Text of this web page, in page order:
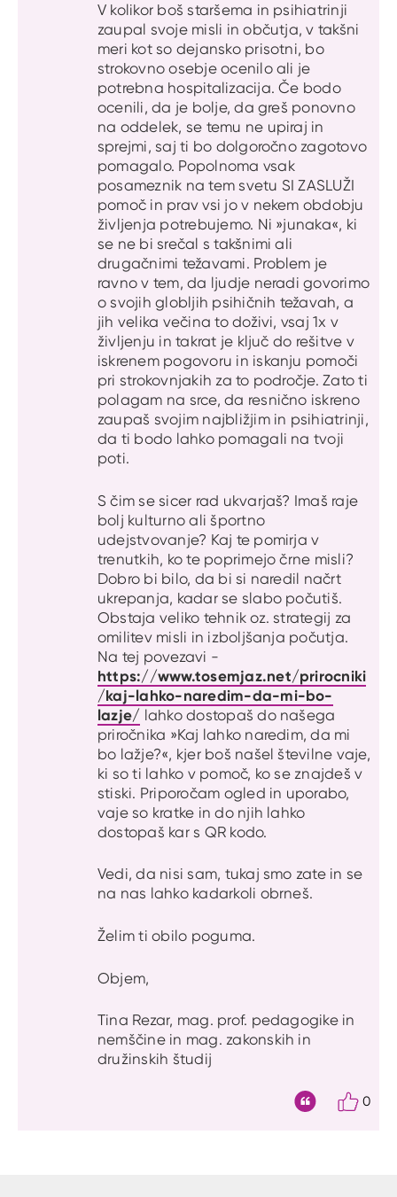
V kolikor boš staršema in psihiatrinji
zaupal svoje misli in občutja, v takšni
meri kot so dejansko prisotni, bo
strokovno osebje ocenilo ali je
potrebna hospitalizacija. Če bodo
ocenili, da je bolje, da greš ponovno
na oddelek, se temu ne upiraj in
sprejmi, saj ti bo dolgoročno zagotovo
pomagalo. Popolnoma vsak
posameznik na tem svetu SI ZASLUŽI
pomoč in prav vsi jo v nekem obdobju
življenja potrebujemo. Ni »junaka«, ki
se ne bi srečal s takšnimi ali
drugačnimi težavami. Problem je
ravno v tem, da ljudje neradi govorimo
o svojih globljih psihičnih težavah, a
jih velika večina to doživi, vsaj 1x v
življenju in takrat je ključ do rešitve v
iskrenem pogovoru in iskanju pomoči
pri strokovnjakih za to področje. Zato ti
polagam na srce, da resnično iskreno
zaupaš svojim najbližjim in psihiatrinji,
da ti bodo lahko pomagali na tvoji
poti.
S čim se sicer rad ukvarjaš? Imaš raje
bolj kulturno ali športno
udejstvovanje? Kaj te pomirja v
trenutkih, ko te poprimejo črne misli?
Dobro bi bilo, da bi si naredil načrt
ukrepanja, kadar se slabo počutiš.
Obstaja veliko tehnik oz. strategij za
omilitev misli in izboljšanja počutja.
Na tej povezavi -
https://www.tosemjaz.net/prirocniki
/kaj-lahko-naredim-da-mi-bo-
lazje/ lahko dostopaš do našega
priročnika »Kaj lahko naredim, da mi
bo lažje?«, kjer boš našel številne vaje,
ki so ti lahko v pomoč, ko se znajdeš v
stiski. Priporočam ogled in uporabo,
vaje so kratke in do njih lahko
dostopaš kar s QR kodo.
Vedi, da nisi sam, tukaj smo zate in se
na nas lahko kadarkoli obrneš.
Želim ti obilo poguma.
Objem,
Tina Rezar, mag. prof. pedagogike in
nemščine in mag. zakonskih in
družinskih študij
0